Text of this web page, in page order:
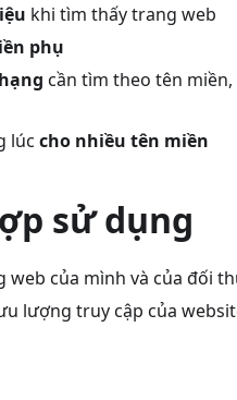
khi tìm thấy trang web
phụ
cần tìm theo tên
lúc cho nhiều tên miền
sử dụng
của mình và của đối
lượng truy cập của